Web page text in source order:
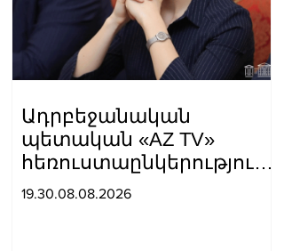
հիանալի երկրների ապագան՝
լուսավոր»,-գրել է նա։
Ադրբեջանական
պետական «AZ TV»
հեռուստաընկերությունը
ռեպորտաժ է
19.30.08.08.2026